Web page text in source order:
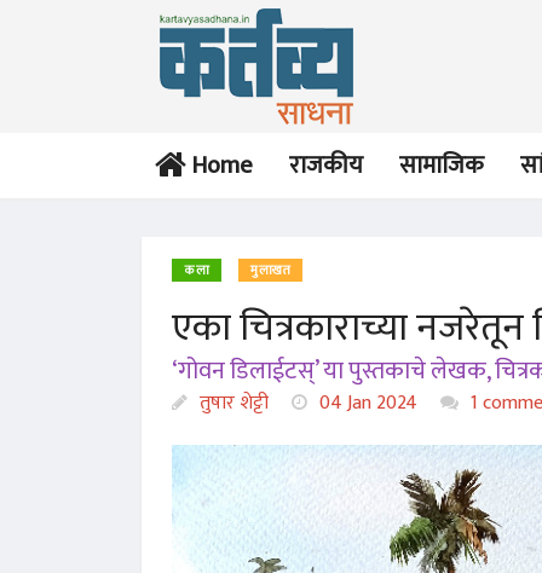
Home राजकीय सामाजिक
कला मुलाखत
एका चित्रकाराच्या नजरेतून
‘गोवन डिलाईटस्’ या पुस्तकाचे लेखक,
तुषार शेट्टी 04 Jan 2024 1